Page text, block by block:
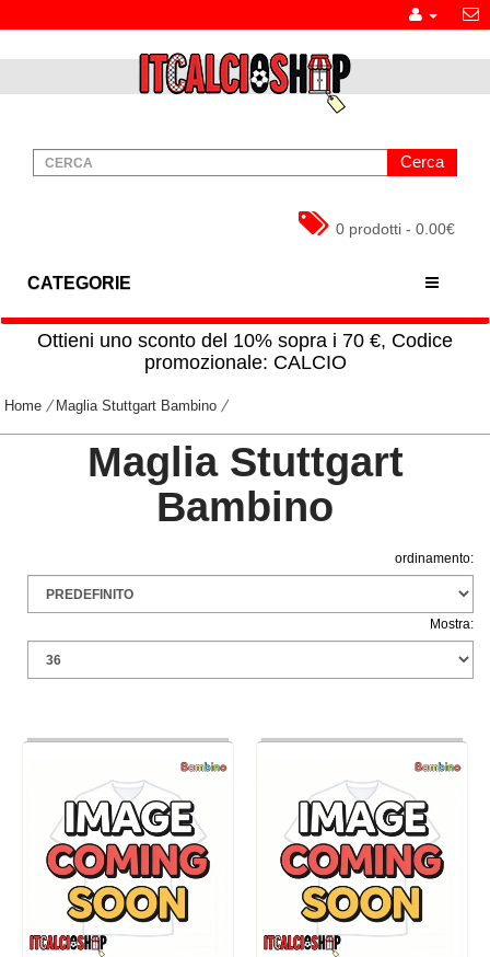
Cerca
0 prodotti - 0.00€
CATEGORIE
Ottieni uno sconto del 10% sopra i 70 €, Codice
promozionale: CALCIO
Home Maglia Stuttgart Bambino
Maglia Stuttgart
Bambino
ordinamento:
Mostra: